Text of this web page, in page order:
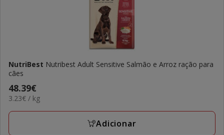
NutriBest Nutribest Adult Sensitive Salmão e Arroz ração para
cães
Preço
48.39€
48.39€
3.23€
KG
3.23€ / kg
Adicionar